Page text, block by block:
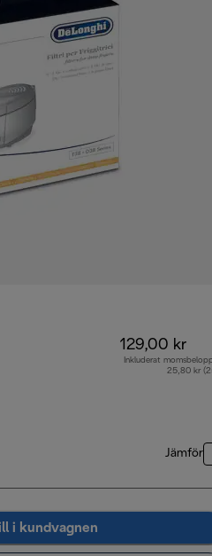
129,00 kr
Inkluderat
25,80 kr
Jämför
i kundvagnen